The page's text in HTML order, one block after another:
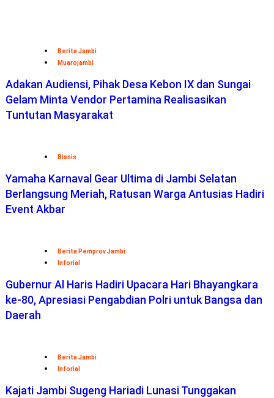
Berita Jambi
Muarojambi
Adakan Audiensi, Pihak Desa Kebon IX dan Sungai
Gelam Minta Vendor Pertamina Realisasikan
Tuntutan Masyarakat
Bisnis
Yamaha Karnaval Gear Ultima di Jambi Selatan
Berlangsung Meriah, Ratusan Warga Antusias Hadiri
Event Akbar
Berita Pemprov Jambi
Inforial
Gubernur Al Haris Hadiri Upacara Hari Bhayangkara
ke-80, Apresiasi Pengabdian Polri untuk Bangsa dan
Daerah
Berita Jambi
Inforial
Kajati Jambi Sugeng Hariadi Lunasi Tunggakan